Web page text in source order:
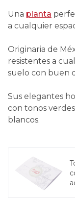
Una planta
a cualquier
Originaria de
resistentes a
suelo con buen
Sus elegantes
con tonos
blancos.